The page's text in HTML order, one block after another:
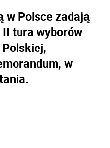
w Polsce zadają
tura wyborów
w